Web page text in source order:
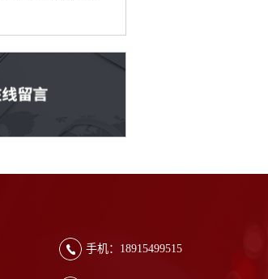
手机：18915499515